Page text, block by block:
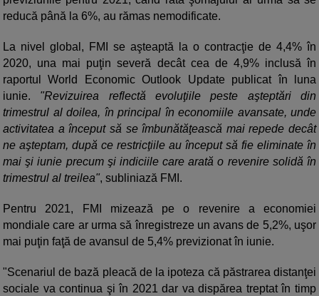
reducă până la 6%, au rămas nemodificate.
La nivel global, FMI se aşteaptă la o contracţie de 4,4% în
2020, una mai puţin severă decât cea de 4,9% inclusă în
raportul World Economic Outlook Update publicat în luna
iunie. "Revizuirea reflectă evoluţiile peste aşteptări din
trimestrul al doilea, în principal în economiile avansate, unde
activitatea a început să se îmbunătăţească mai repede decât
ne aşteptam, după ce restricţiile au început să fie eliminate în
mai şi iunie precum şi indiciile care arată o revenire solidă în
trimestrul al treilea", subliniază FMI.
Pentru 2021, FMI mizează pe o revenire a economiei
mondiale care ar urma să înregistreze un avans de 5,2%, uşor
mai puţin faţă de avansul de 5,4% previzionat în iunie.
"Scenariul de bază pleacă de la ipoteza că păstrarea distanţei
sociale va continua şi în 2021 dar va dispărea treptat în timp